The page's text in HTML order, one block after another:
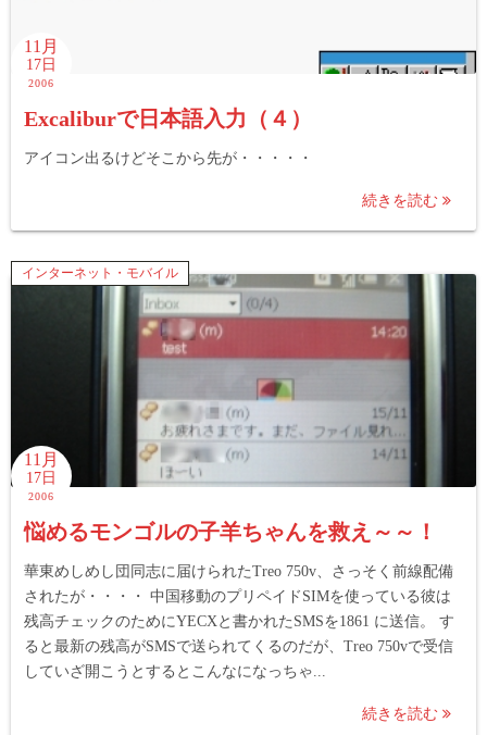
11月
17日
2006
Excaliburで日本語入力（４）
アイコン出るけどそこから先が・・・・・
続きを読む
インターネット・モバイル
11月
17日
2006
悩めるモンゴルの子羊ちゃんを救え～～！
華東めしめし団同志に届けられたTreo 750v、さっそく前線配備
されたが・・・・ 中国移動のプリペイドSIMを使っている彼は
残高チェックのためにYECXと書かれたSMSを1861 に送信。 す
ると最新の残高がSMSで送られてくるのだが、Treo 750vで受信
していざ開こうとするとこんなになっちゃ...
続きを読む